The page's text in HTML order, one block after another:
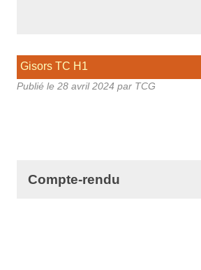
Gisors TC H1
Publié le 28 avril 2024 par TCG
Compte-rendu